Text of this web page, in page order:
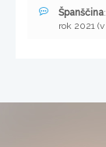
Španščina
rok 2021